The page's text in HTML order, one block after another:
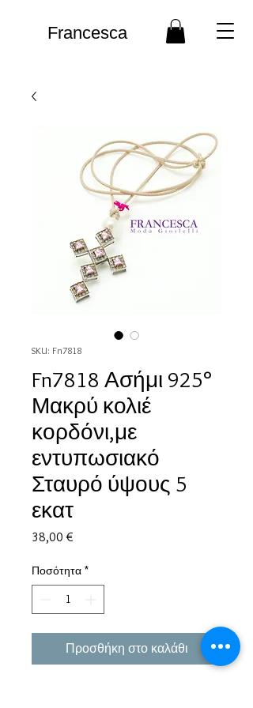
Francesca
SKU: Fn7818
Fn7818 Ασήμι 925°
Μακρύ κολιέ
κορδόνι,με
εντυπωσιακό
Σταυρό ύψους 5
εκατ
38,00 €
Ποσότητα *
Προσθήκη στο καλάθι